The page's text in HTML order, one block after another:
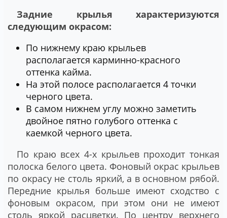
Задние крылья характеризуются
следующим окрасом:
По нижнему краю крыльев
располагается карминно-красного
оттенка кайма.
На этой полосе располагается 4 точки
черного цвета.
В самом нижнем углу можно заметить
двойное пятно голубого оттенка с
каемкой черного цвета.
По краю всех 4-х крыльев проходит тонкая
полоска белого цвета. Фоновый окрас крыльев
по окрасу не столь яркий, а в основном рябой.
Передние крылья больше имеют сходство с
фоновым окрасом, при этом они не имеют
столь яркой расцветки. По центру верхнего